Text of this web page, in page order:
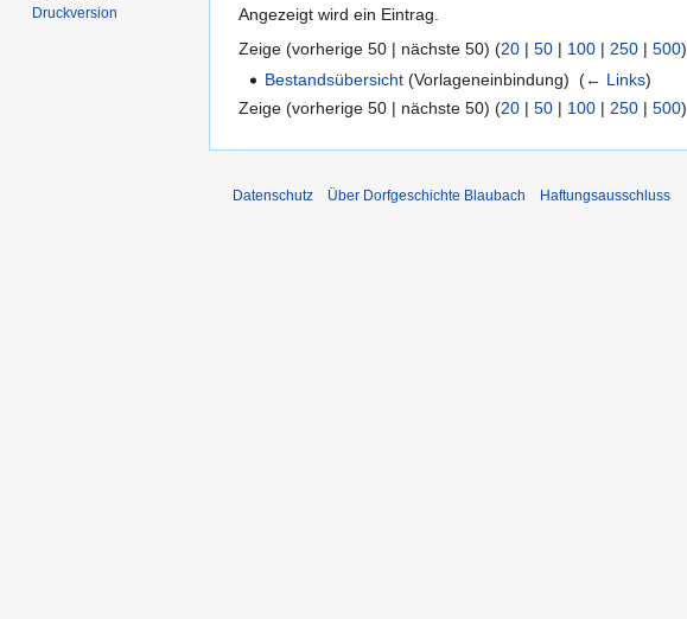
Angezeigt wird ein Eintrag.
Zeige (vorherige 50 | nächste 50) (20 | 50 | 100 | 250 | 500)
Bestandsübersicht (Vorlageneinbindung) ‎(← Links)
Zeige (vorherige 50 | nächste 50) (20 | 50 | 100 | 250 | 500)
Druckversion
Datenschutz Über Dorfgeschichte Blaubach Haftungsausschluss